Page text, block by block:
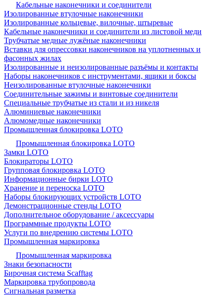
Кабельные наконечники и соединители
Изолированные втулочные наконечники
Изолированные кольцевые, вилочные, штыревые
Кабельные наконечники и соединители из листовой меди
Трубчатые медные лужёные наконечники
Вставки для опрессовки наконечников на уплотненных и
фасонных жилах
Изолированные и неизолированные разъёмы и контакты
Наборы наконечников с инструментами, ящики и боксы
Неизолированные втулочные наконечники
Соединительные зажимы и винтовые соединители
Специальные трубчатые из стали и из никеля
Алюминиевые наконечники
Алюмомедные наконечники
Промышленная блокировка LOTO
Промышленная блокировка LOTO
Замки LOTO
Блокираторы LOTO
Групповая блокировка LOTO
Информационные бирки LOTO
Хранение и переноска LOTO
Наборы блокирующих устройств LOTO
Демонстрационные стенды LOTO
Дополнительное оборудование / аксессуары
Программные продукты LOTO
Услуги по внедрению системы LOTO
Промышленная маркировка
Промышленная маркировка
Знаки безопасности
Бирочная система Scafftag
Маркировка трубопровода
Сигнальная разметка